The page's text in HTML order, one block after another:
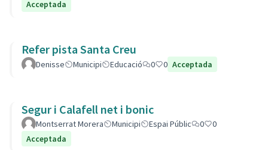
Acceptada
Refer pista Santa Creu
Denisse Municipi Educació 0 0 Acceptada
Segur i Calafell net i bonic
Montserrat Morera Municipi Espai Públic 0
0
Acceptada